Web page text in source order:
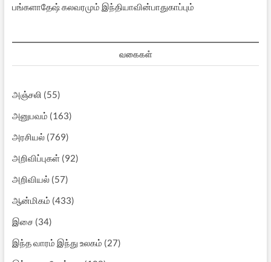
பங்களாதேஷ் கலவரமும் இந்தியாவின்பாதுகாப்பும்
வகைகள்
அஞ்சலி (55)
அனுபவம் (163)
அரசியல்(769)
அறிவிப்புகள்(92)
அறிவியல்(57)
ஆன்மிகம் (433)
இசை(34)
இந்த வாரம் இந்து உலகம் (27)